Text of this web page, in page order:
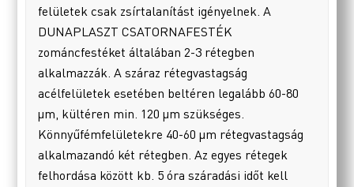
felületek csak zsírtalanítást igényelnek. A
DUNAPLASZT CSATORNAFESTÉK
zománcfestéket általában 2-3 rétegben
alkalmazzák. A száraz rétegvastagság
acélfelületek esetében beltéren legalább 60-80
µm, kültéren min. 120 µm szükséges.
Könnyűfémfelületekre 40-60 µm rétegvastagság
alkalmazandó két rétegben. Az egyes rétegek
felhordása között kb. 5 óra száradási időt kell